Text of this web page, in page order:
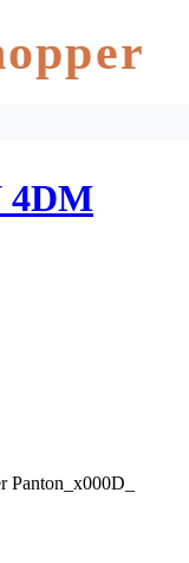
4DM
Panton_x000D_